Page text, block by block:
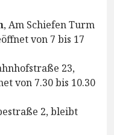
, Am Schiefen Turm
von 7 bis 17
23,
von 7.30 bis 10.30
2, bleibt